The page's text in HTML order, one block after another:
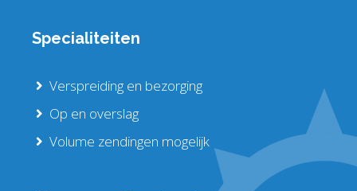
Specialiteiten
Verspreiding en bezorging
Op en overslag
Volume zendingen mogelijk